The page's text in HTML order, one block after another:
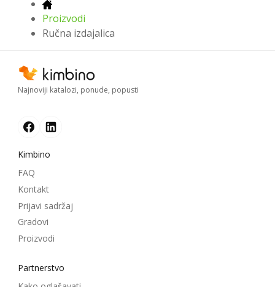
Proizvodi
Ručna izdajalica
Najnoviji katalozi, ponude, popusti
Kimbino
FAQ
Kontakt
Prijavi sadržaj
Gradovi
Proizvodi
Partnerstvo